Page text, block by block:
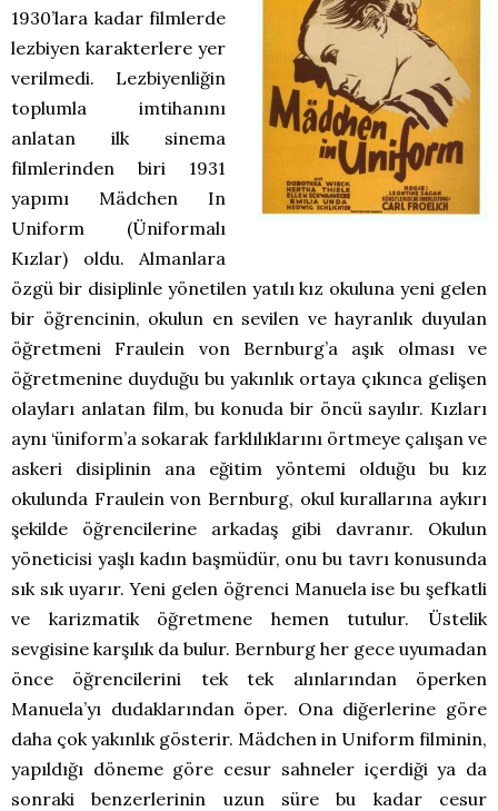
1930’lara kadar filmlerde
lezbiyen karakterlere yer
verilmedi. Lezbiyenliğin
toplumla imtihanını
anlatan ilk sinema
filmlerinden biri 1931
yapımı Mädchen In
Uniform (Üniformalı
Kızlar) oldu. Almanlara
özgü bir disiplinle yönetilen yatılı kız okuluna yeni gelen
bir öğrencinin, okulun en sevilen ve hayranlık duyulan
öğretmeni Fraulein von Bernburg’a aşık olması ve
öğretmenine duyduğu bu yakınlık ortaya çıkınca gelişen
olayları anlatan film, bu konuda bir öncü sayılır. Kızları
aynı ‘üniform’a sokarak farklılıklarını örtmeye çalışan ve
askeri disiplinin ana eğitim yöntemi olduğu bu kız
okulunda Fraulein von Bernburg, okul kurallarına aykırı
şekilde öğrencilerine arkadaş gibi davranır. Okulun
yöneticisi yaşlı kadın başmüdür, onu bu tavrı konusunda
sık sık uyarır. Yeni gelen öğrenci Manuela ise bu şefkatli
ve karizmatik öğretmene hemen tutulur. Üstelik
sevgisine karşılık da bulur. Bernburg her gece uyumadan
önce öğrencilerini tek tek alınlarından öperken
Manuela’yı dudaklarından öper. Ona diğerlerine göre
daha çok yakınlık gösterir. Mädchen in Uniform filminin,
yapıldığı döneme göre cesur sahneler içerdiği ya da
sonraki benzerlerinin uzun süre bu kadar cesur